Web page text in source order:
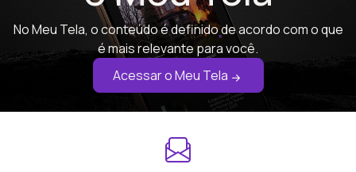
No Meu Tela, o conteúdo é definido de acordo com o que
é mais relevante para você.
Acessar o Meu Tela